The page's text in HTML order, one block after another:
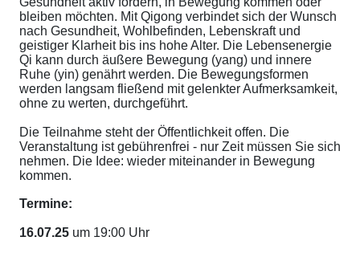
bleiben möchten. Mit Qigong verbindet sich der Wunsch
nach Gesundheit, Wohlbefinden, Lebenskraft und
geistiger Klarheit bis ins hohe Alter. Die Lebensenergie
Qi kann durch äußere Bewegung (yang) und innere
Ruhe (yin) genährt werden. Die Bewegungsformen
werden langsam fließend mit gelenkter Aufmerksamkeit,
ohne zu werten, durchgeführt.
Die Teilnahme steht der Öffentlichkeit offen. Die
Veranstaltung ist gebührenfrei - nur Zeit müssen Sie sich
nehmen. Die Idee: wieder miteinander in Bewegung
kommen.
Termine:
16.07.25 um 19:00 Uhr